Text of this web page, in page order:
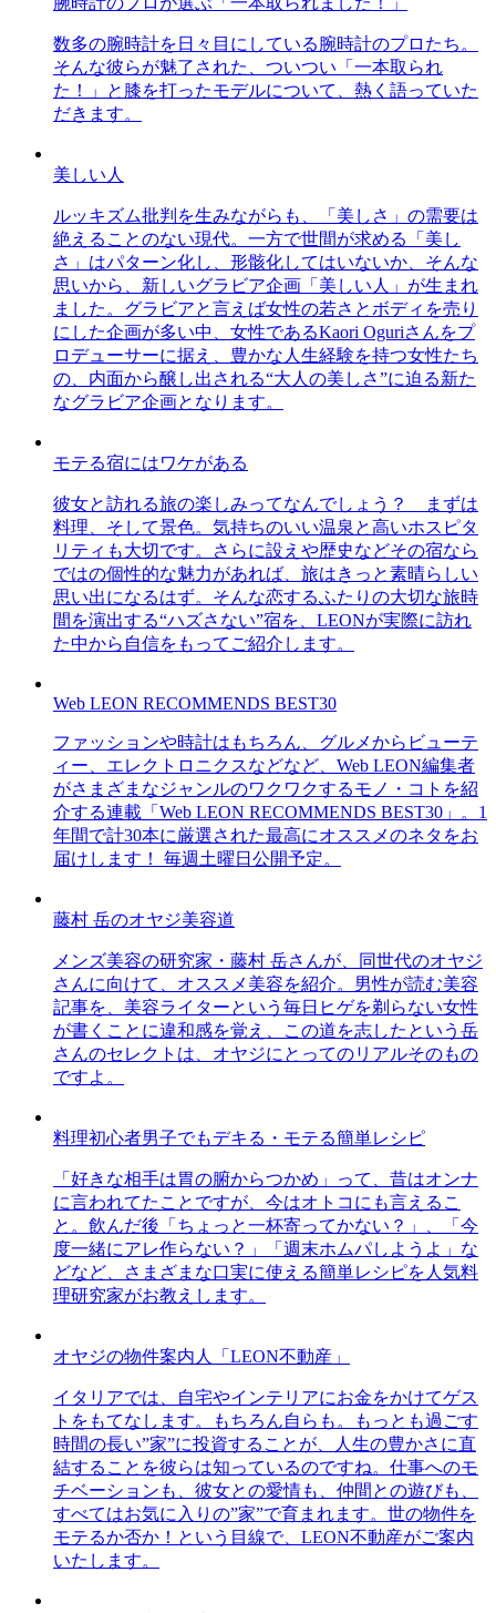
数多の腕時計を日々目にしている腕時計のプロたち。
そんな彼らが魅了された、ついつい「一本取られ
た！」と膝を打ったモデルについて、熱く語っていた
だきます。
美しい人
ルッキズム批判を生みながらも、「美しさ」の需要は
絶えることのない現代。一方で世間が求める「美し
さ」はパターン化し、形骸化してはいないか、そんな
思いから、新しいグラビア企画「美しい人」が生まれ
ました。グラビアと言えば女性の若さとボディを売り
にした企画が多い中、女性であるKaori Oguriさんをプ
ロデューサーに据え、豊かな人生経験を持つ女性たち
の、内面から醸し出される“大人の美しさ”に迫る新た
なグラビア企画となります。
モテる宿にはワケがある
彼女と訪れる旅の楽しみってなんでしょう？ まずは
料理、そして景色。気持ちのいい温泉と高いホスピタ
リティも大切です。さらに設えや歴史などその宿なら
ではの個性的な魅力があれば、旅はきっと素晴らしい
思い出になるはず。そんな恋するふたりの大切な旅時
間を演出する“ハズさない”宿を、LEONが実際に訪れ
た中から自信をもってご紹介します。
Web LEON RECOMMENDS BEST30
ファッションや時計はもちろん、グルメからビューテ
ィー、エレクトロニクスなどなど、Web LEON編集者
がさまざまなジャンルのワクワクするモノ・コトを紹
介する連載「Web LEON RECOMMENDS BEST30」。1
年間で計30本に厳選された最高にオススメのネタをお
届けします！ 毎週土曜日公開予定。
藤村 岳のオヤジ美容道
メンズ美容の研究家・藤村 岳さんが、同世代のオヤジ
さんに向けて、オススメ美容を紹介。男性が読む美容
記事を、美容ライターという毎日ヒゲを剃らない女性
が書くことに違和感を覚え、この道を志したという岳
さんのセレクトは、オヤジにとってのリアルそのもの
ですよ。
料理初心者男子でもデキる・モテる簡単レシピ
「好きな相手は胃の腑からつかめ」って、昔はオンナ
に言われてたことですが、今はオトコにも言えるこ
と。飲んだ後「ちょっと一杯寄ってかない？」、「今
度一緒にアレ作らない？」「週末ホムパしようよ」な
どなど、さまざまな口実に使える簡単レシピを人気料
理研究家がお教えします。
オヤジの物件案内人「LEON不動産」
イタリアでは、自宅やインテリアにお金をかけてゲス
トをもてなします。もちろん自らも。もっとも過ごす
時間の長い”家”に投資することが、人生の豊かさに直
結することを彼らは知っているのですね。仕事へのモ
チベーションも、彼女との愛情も、仲間との遊びも、
すべてはお気に入りの”家”で育まれます。世の物件を
モテるか否か！という目線で、LEON不動産がご案内
いたします。